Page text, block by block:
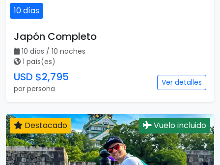
10 días
Japón Completo
10 días / 10 noches
1 país(es)
USD $2,795
por persona
Ver detalles
Destacado Vuelo incluido